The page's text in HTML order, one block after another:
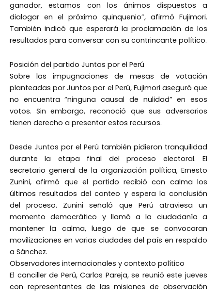
ganador, estamos con los ánimos dispuestos a
dialogar en el próximo quinquenio”, afirmó Fujimori.
También indicó que esperará la proclamación de los
resultados para conversar con su contrincante político.
Posición del partido Juntos por el Perú
Sobre las impugnaciones de mesas de votación
planteadas por Juntos por el Perú, Fujimori aseguró que
no encuentra “ninguna causal de nulidad” en esos
votos. Sin embargo, reconoció que sus adversarios
tienen derecho a presentar estos recursos.
Desde Juntos por el Perú también pidieron tranquilidad
durante la etapa final del proceso electoral. El
secretario general de la organización política, Ernesto
Zunini, afirmó que el partido recibió con calma los
últimos resultados del conteo y espera la conclusión
del proceso. Zunini señaló que Perú atraviesa un
momento democrático y llamó a la ciudadanía a
mantener la calma, luego de que se convocaran
movilizaciones en varias ciudades del país en respaldo
a Sánchez.
Observadores internacionales y contexto político
El canciller de Perú, Carlos Pareja, se reunió este jueves
con representantes de las misiones de observación